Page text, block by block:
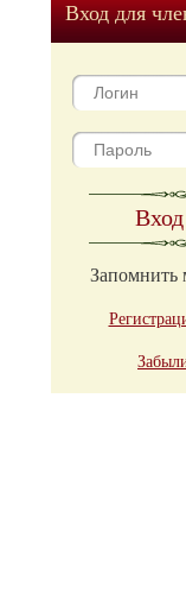
Вход для
Запомнить